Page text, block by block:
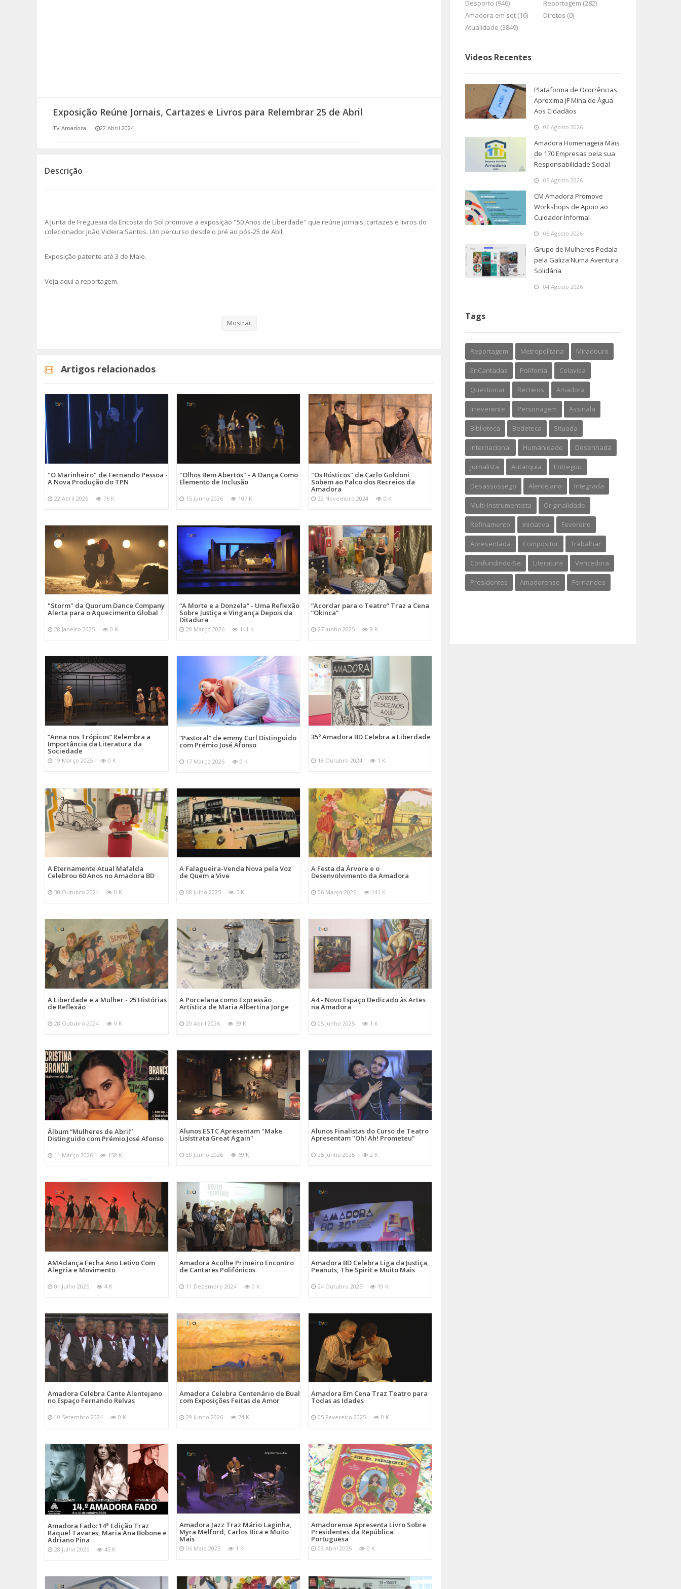
(RE) PENSAMENTOS
Exposição Reúne Jornais, Cartazes e Livros para Relembrar 25 de Abril
TV Amadora 22 Abril 2024
Descrição
A Junta de Freguesia da Encosta do Sol promove a exposição "50 Anos de Liberdade" que reúne jornais, cartazes e livros do
colecionador João Videira Santos. Um percurso desde o pré ao pós-25 de Abil.
Exposição patente até 3 de Maio.
Veja aqui a reportagem.
Categorias Noticias Cultura
Mostrar
Artigos relacionados
"O Marinheiro" de Fernando Pessoa -
A Nova Produção do TPN
22 Abril 2026 76 K
"Olhos Bem Abertos" - A Dança Como
Elemento de Inclusão
15 Junho 2026 107 K
"Os Rústicos" de Carlo Goldoni
Sobem ao Palco dos Recreios da
Amadora
22 Novembro 2024 0 K
"Storm" da Quorum Dance Company
Alerta para o Aquecimento Global
28 Janeiro 2025 0 K
“A Morte e a Donzela” - Uma Reflexão
Sobre Justiça e Vingança Depois da
Ditadura
20 Março 2026 141 K
“Acordar para o Teatro” Traz a Cena
“Okinca”
27 Junho 2025 9 K
“Anna nos Trópicos” Relembra a
Importância da Literatura da
Sociedade
19 Março 2025 0 K
“Pastoral” de emmy Curl Distinguido
com Prémio José Afonso
17 Março 2025 0 K
35º Amadora BD Celebra a Liberdade
18 Outubro 2024 1 K
A Eternamente Atual Mafalda
Celebrou 60 Anos no Amadora BD
30 Outubro 2024 0 K
A Falagueira-Venda Nova pela Voz
de Quem a Vive
08 Julho 2025 5 K
A Festa da Árvore e o
Desenvolvimento da Amadora
06 Março 2026 141 K
A Liberdade e a Mulher - 25 Histórias
de Reflexão
28 Outubro 2024 0 K
A Porcelana como Expressão
Artística de Maria Albertina Jorge
20 Abril 2026 59 K
A4 - Novo Espaço Dedicado às Artes
na Amadora
05 Junho 2025 1 K
Álbum “Mulheres de Abril”
Distinguido com Prémio José Afonso
11 Março 2026 158 K
Alunos ESTC Apresentam "Make
Lisístrata Great Again"
30 Junho 2026 69 K
Alunos Finalistas do Curso de Teatro
Apresentam "Oh! Ah! Prometeu"
25 Junho 2025 2 K
AMAdança Fecha Ano Letivo Com
Alegria e Movimento
01 Julho 2025 4 K
Amadora Acolhe Primeiro Encontro
de Cantares Polifónicos
11 Dezembro 2024 0 K
Amadora BD Celebra Liga da Justiça,
Peanuts, The Spirit e Muito Mais
24 Outubro 2025 19 K
Amadora Celebra Cante Alentejano
no Espaço Fernando Relvas
10 Setembro 2024 0 K
Amadora Celebra Centenário de Bual
com Exposições Feitas de Amor
29 Junho 2026 74 K
Amadora Em Cena Traz Teatro para
Todas as Idades
05 Fevereiro 2025 0 K
Amadora Fado: 14ª Edição Traz
Raquel Tavares, Maria Ana Bobone e
Adriano Pina
28 Julho 2026 45 K
Amadora Jazz Traz Mário Laginha,
Myra Melford, Carlos Bica e Muito
Mais
06 Maio 2025 1 K
Amadorense Apresenta Livro Sobre
Presidentes da República
Portuguesa
09 Abril 2025 0 K
Desporto (946)
Reportagem (282)
Amadora em set (16)
Diretos (0)
Atualidade (3849)
Videos Recentes
Plataforma de Ocorrências
Aproxima JF Mina de Água
Aos Cidadãos
06 Agosto 2026
Amadora Homenageia Mais
de 170 Empresas pela sua
Responsabilidade Social
05 Agosto 2026
CM Amadora Promove
Workshops de Apoio ao
Cuidador Informal
05 Agosto 2026
Grupo de Mulheres Pedala
pela Galiza Numa Aventura
Solidária
04 Agosto 2026
Tags
Reportagem Metropolitana Miradouro
EnCantadas Polifonia Celavisa
Questionar Recreios Amadora
Irreverente Personagem Assinala
Biblioteca Bedeteca Situada
Internacional Humanidade Desenhada
Jornalista Autarquia Entregou
Desassossego Alentejano Integrada
Multi-Instrumentista Originalidade
Refinamento Iniciativa Fevereiro
Apresentada Compositor Trabalhar
Confundindo-Se Literatura Vencedora
Presidentes Amadorense Fernandes